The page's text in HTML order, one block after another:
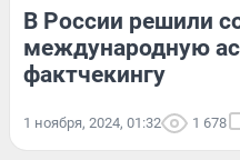
В России решили
международную
фактчекингу
1 ноября, 2024, 01:32 1 678